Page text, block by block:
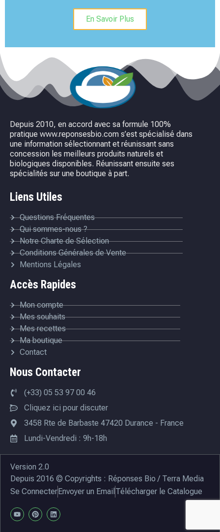
En Savoir Plus
Depuis 2010, en accord avec sa formule 100%
pratique www.reponsesbio.com s’est spécialisé dans
une information sélectionnant et réunissant sans
concession les meilleurs produits naturels et
biologiques disponibles. Réunissant ensuite ses
spécialités sur une boutique à part.
Liens Utiles
Questions Fréquentes
Qui sommes-nous ?
Notre Charte de Sélection
Conditions Générales de Vente
Mentions Légales
Accès Rapides
Mon compte
Mes souhaits
Mes recettes
Ma boutique
Contact
Nous Contacter
(+33) 05 53 97 00 46
Cliquez ici pour discuter
3458 Rte de Barbaste 47420 Durance - France
Lundi-Vendredi : 9h-18h
Version 2.0
Depuis 2016 © Copyrights : Réponses Bio / Terra Media
Se Connecter Envoyer un Email Télécharger le Catalogue